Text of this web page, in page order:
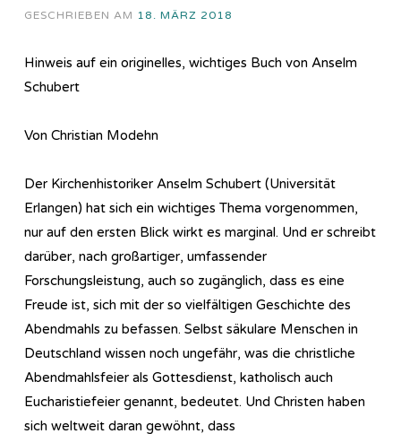
GESCHRIEBEN AM 18. MÄRZ 2018
Hinweis auf ein originelles, wichtiges Buch von Anselm
Schubert
Von Christian Modehn
Der Kirchenhistoriker Anselm Schubert (Universität
Erlangen) hat sich ein wichtiges Thema vorgenommen,
nur auf den ersten Blick wirkt es marginal. Und er schreibt
darüber, nach großartiger, umfassender
Forschungsleistung, auch so zugänglich, dass es eine
Freude ist, sich mit der so vielfältigen Geschichte des
Abendmahls zu befassen. Selbst säkulare Menschen in
Deutschland wissen noch ungefähr, was die christliche
Abendmahlsfeier als Gottesdienst, katholisch auch
Eucharistiefeier genannt, bedeutet. Und Christen haben
sich weltweit daran gewöhnt, dass